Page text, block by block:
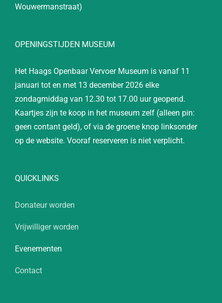
Wouwermanstraat)
OPENINGSTIJDEN MUSEUM
Het Haags Openbaar Vervoer Museum is vanaf 11
januari tot en met 13 december 2026 elke
zondagmiddag van 12.30 tot 17.00 uur geopend.
Kaartjes zijn te koop in het museum zelf (alleen pin:
geen contant geld), of via de groene knop linksonder
op de website. Vooraf reserveren is niet verplicht.
QUICKLINKS
Donateur worden
Vrijwilliger worden
Evenementen
Contact